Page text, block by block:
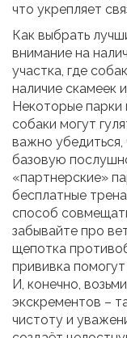
что укрепляет
Как выбрать
внимание на
участка, где
наличие скамеек
Некоторые парки
собаки могут
важно
базовую
«партнерские»
бесплатные
способ
забывайте про
щепотка
прививка
И, конечно,
экскрементов –
чистоту и